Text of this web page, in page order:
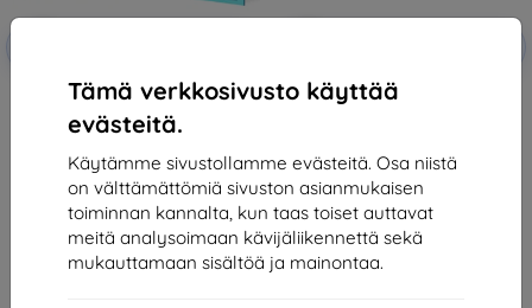
Tämä verkkosivusto käyttää
evästeitä.
Käytämme sivustollamme evästeitä. Osa niistä
on välttämättömiä sivuston asianmukaisen
toiminnan kannalta, kun taas toiset auttavat
meitä analysoimaan kävijäliikennettä sekä
mukauttamaan sisältöä ja mainontaa.
3MK PaperFeeling Oppo Pad 11"
2pcs foil
32,90 €
14,31 €
Varastossa 2 kpl
3MK FlexibleGlass Oppo Pad 11"
Hybrid Glass
10,71 €
Varastossa 2 kpl